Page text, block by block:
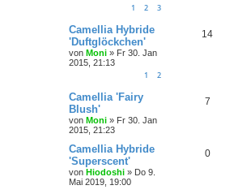
1 2 3
Camellia Hybride
'Duftglöckchen'
von Moni » Fr 30. Jan
2015, 21:13
1 2
14
Camellia 'Fairy
Blush'
von Moni » Fr 30. Jan
2015, 21:23
7
Camellia Hybride
'Superscent'
von Hiodoshi » Do 9.
Mai 2019, 19:00
0